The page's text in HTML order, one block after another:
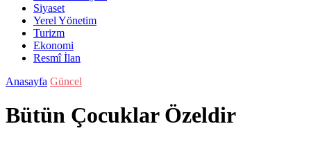
Siyaset
Yerel Yönetim
Turizm
Ekonomi
Resmî İlan
Anasayfa Güncel
Bütün Çocuklar Özeldir